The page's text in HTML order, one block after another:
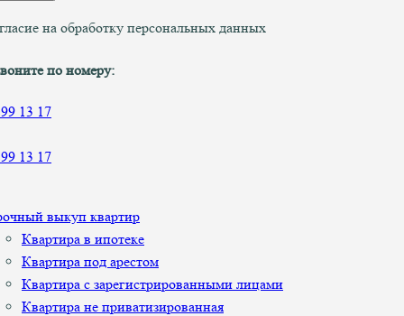
на обработку персональных данных
по номеру:
13 17
13 17
выкуп квартир
Квартира в ипотеке
Квартира под арестом
Квартира с зарегистрированными лицами
Квартира не приватизированная